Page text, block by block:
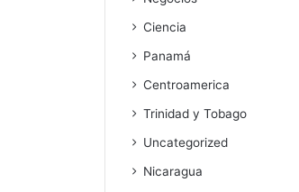
Ciencia
Panamá
Centroamerica
Trinidad y Tobago
Uncategorized
Nicaragua